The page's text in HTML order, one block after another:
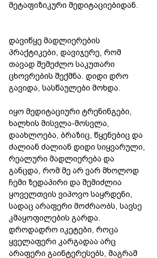
მეტაფიზიკური მედიტაციებიდან.
დავიწყე მადლიერების
პრაქტიკები, დავიჯერე, რომ
თავად შემეძლო საკუთარი
ცხოვრების შექმნა. დიდი დრო
გავიდა, სასწაულები მოხდა.
იყო მედიტაციური ტრენინგები,
ხალხის მისვლა-მოსვლა,
დაახლოება, ბრაზიც, წყენებიც და
ძალიან ძალიან დიდი სიყვარული,
რეალური მადლიერება და
განცდა, რომ მე არ ვარ მხოლოდ
ჩემი ზედაპირი და შემიძლია
ყოველთვის ვიპოვო საყრდენი,
სადაც არაფერი მოძრაობს, სავსე
კმაყოფილების გარდა.
დროდადრო იკეტები, როცა
ყველაფერი კარგადაა არც
არაფერი გაინტერესებს, მაგრამ